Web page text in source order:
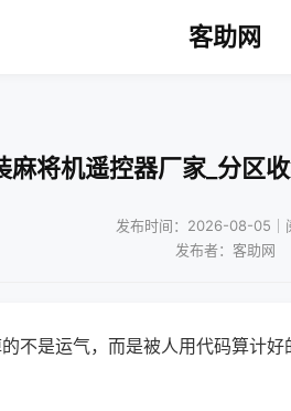
客助网
麻将机遥控器厂家_分区
发布时间：2026-08-05｜
发布者：客助网
不是运气，而是被人用代码算计